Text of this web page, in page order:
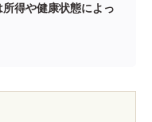
得や健康状態によっ